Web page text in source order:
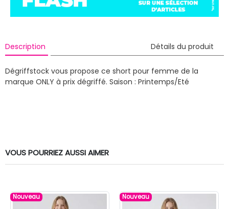
Description Détails du produit
Dégriffstock vous propose ce short pour femme de la
marque ONLY à prix dégriffé. Saison : Printemps/Eté
VOUS POURRIEZ AUSSI AIMER
Nouveau Nouveau